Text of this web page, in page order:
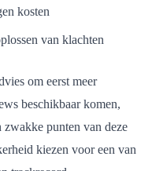
kosten
van klachten
om eerst meer
beschikbaar komen,
zwakke punten van deze
kiezen voor een van